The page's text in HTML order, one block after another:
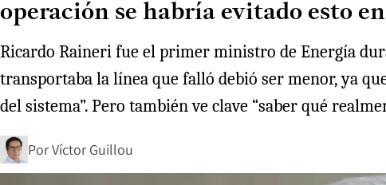
operación se habría evitado esto
Ricardo Raineri fue el primer ministro de Energía
transportaba la línea que falló debió ser menor, ya
del sistema”. Pero también ve clave “saber qué
PorVíctor Guillou